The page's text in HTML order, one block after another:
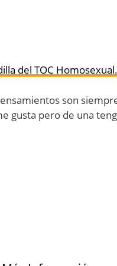
del TOC Homosexual.
son
gusta pero de una